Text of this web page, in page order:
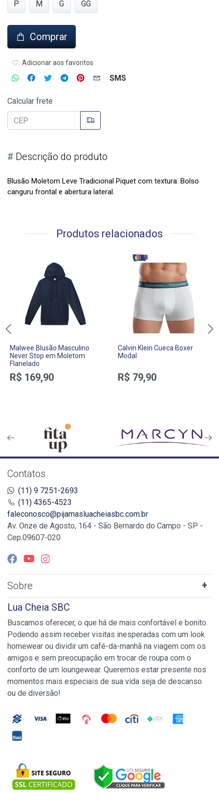
P M G GG
Comprar
Adicionar aos favoritos
SMS
Calcular frete
# Descrição do produto
Blusão Moletom Leve Tradicional Piquet com textura. Bolso
canguru frontal e abertura lateral.
Produtos relacionados
Malwee Blusão Masculino
Never Stop em Moletom
Flanelado
R$ 169,90
Calvin Klein Cueca Boxer
Modal
R$ 79,90
Contatos
(11) 9 7251-2693
(11) 4365-4523
faleconosco@pijamasluacheiasbc.com.br
Av. Onze de Agosto, 164 - São Bernardo do Campo - SP -
Cep.09607-020
Sobre
Lua Cheia SBC
Buscamos oferecer, o que há de mais confortável e bonito.
Podendo assim receber visitas inesperadas com um look
homewear ou dividir um café-da-manhã na viagem com os
amigos e sem preocupação em trocar de roupa com o
conforto de um loungewear. Queremos estar presente nos
momentos mais especiais de sua vida seja de descanso
ou de diversão!